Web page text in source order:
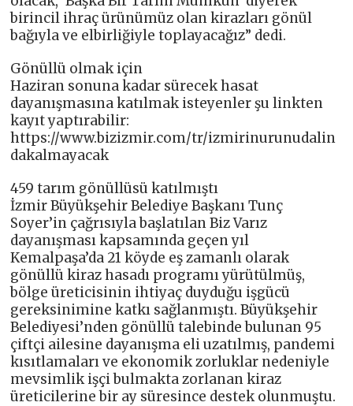
birincil ihraç ürünümüz olan kirazları gönül
bağıyla ve elbirliğiyle toplayacağız” dedi.
Gönüllü olmak için
Haziran sonuna kadar sürecek hasat
dayanışmasına katılmak isteyenler şu linkten
kayıt yaptırabilir:
https://www.bizizmir.com/tr/izmirinurunudalin
dakalmayacak
459 tarım gönüllüsü katılmıştı
İzmir Büyükşehir Belediye Başkanı Tunç
Soyer’in çağrısıyla başlatılan Biz Varız
dayanışması kapsamında geçen yıl
Kemalpaşa’da 21 köyde eş zamanlı olarak
gönüllü kiraz hasadı programı yürütülmüş,
bölge üreticisinin ihtiyaç duyduğu işgücü
gereksinimine katkı sağlanmıştı. Büyükşehir
Belediyesi’nden gönüllü talebinde bulunan 95
çiftçi ailesine dayanışma eli uzatılmış, pandemi
kısıtlamaları ve ekonomik zorluklar nedeniyle
mevsimlik işçi bulmakta zorlanan kiraz
üreticilerine bir ay süresince destek olunmuştu.